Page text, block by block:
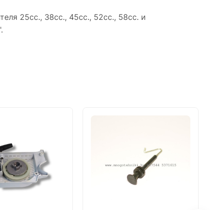
25сс., 38сс., 45сс., 52сс., 58сс. и